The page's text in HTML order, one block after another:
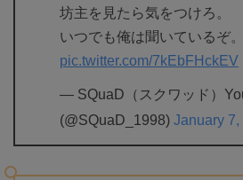
坊主を見たら気をつけろ。
いつでも俺は聞いているぞ。
pic.twitter.com/7kEbFHckEV
— SQuaD（スクワッド）
(@SQuaD_1998) January 7,